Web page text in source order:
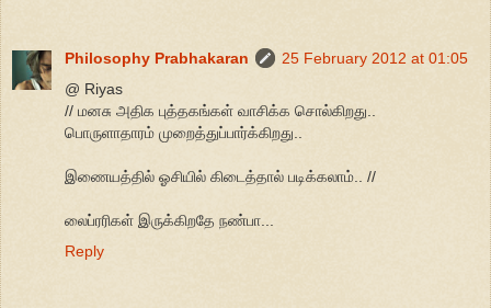
Philosophy Prabhakaran
25 February 2012 at 01:05
@ Riyas
// மனசு அதிக புத்தகங்கள் வாசிக்க சொல்கிறது..
பொருளாதாரம் முறைத்துப்பார்க்கிறது..
இணையத்தில் ஓசியில் கிடைத்தால் படிக்கலாம்.. //
லைப்ரரிகள் இருக்கிறதே நண்பா...
Reply